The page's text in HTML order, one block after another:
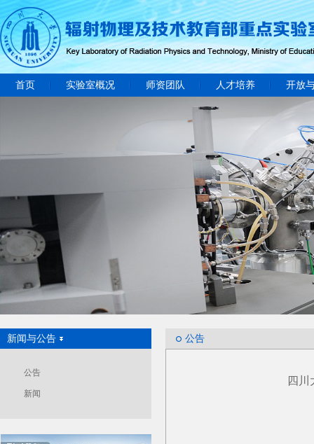
首页 实验室概况 师资团队 人才培养 开放
新闻与公告
公告
新闻
公告
四川